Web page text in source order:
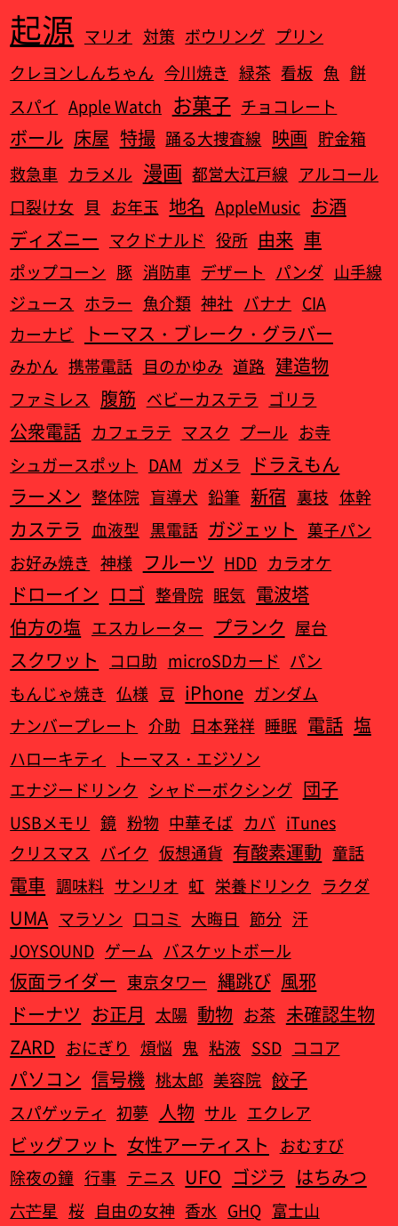
起源 マリオ 対策 ボウリング プリン
クレヨンしんちゃん 今川焼き 緑茶 看板 魚 餅
スパイ Apple Watch‎ お菓子 チョコレート
ボール 床屋 特撮 踊る大捜査線 映画 貯金箱
救急車 カラメル 漫画 都営大江戸線 アルコール
口裂け女
貝 お年玉 地名 AppleMusic お酒
ディズニー マクドナルド 役所 由来 車
ポップコーン 豚 消防車 デザート パンダ 山手線
ジュース ホラー 魚介類 神社 バナナ CIA
カーナビ
トーマス・ブレーク・グラバー
みかん 携帯電話 目のかゆみ 道路 建造物
ファミレス 腹筋 ベビーカステラ ゴリラ
公衆電話 カフェラテ マスク プール お寺
シュガースポット
DAM ガメラ
ドラえもん
ラーメン 整体院 盲導犬 鉛筆 新宿 裏技 体幹
カステラ 血液型 黒電話 ガジェット
菓子パン
お好み焼き 神様 フルーツ HDD カラオケ
ドローイン ロゴ 整骨院 眠気 電波塔
伯方の塩 エスカレーター プランク 屋台
スクワット コロ助 microSDカード パン
もんじゃ焼き 仏様 豆 iPhone ガンダム
ナンバープレート
介助 日本発祥 睡眠 電話 塩
ハローキティ
トーマス・エジソン
エナジードリンク
シャドーボクシング 団子
USBメモリ 鏡 粉物 中華そば カバ iTunes
クリスマス バイク 仮想通貨 有酸素運動 童話
電車 調味料 サンリオ 虹 栄養ドリンク ラクダ
UMA マラソン 口コミ 大晦日 節分 汗
JOYSOUND ゲーム バスケットボール
仮面ライダー 東京タワー 縄跳び 風邪
ドーナツ お正月 太陽 動物 お茶 未確認生物
ZARD おにぎり 煩悩 鬼 粘液 SSD ココア
パソコン 信号機 桃太郎 美容院 餃子
スパゲッティ 初夢 人物 サル エクレア
ビッグフット 女性アーティスト
おむすび
除夜の鐘 行事 テニス UFO ゴジラ はちみつ
六芒星 桜 自由の女神 香水 GHQ 富士山